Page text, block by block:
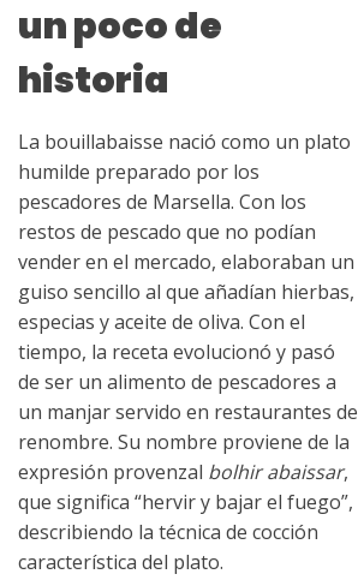
un poco de
historia
La bouillabaisse nació como un plato
humilde preparado por los
pescadores de Marsella. Con los
restos de pescado que no podían
vender en el mercado, elaboraban un
guiso sencillo al que añadían hierbas,
especias y aceite de oliva. Con el
tiempo, la receta evolucionó y pasó
de ser un alimento de pescadores a
un manjar servido en restaurantes de
renombre. Su nombre proviene de la
expresión provenzal bolhir abaissar,
que significa “hervir y bajar el fuego”,
describiendo la técnica de cocción
característica del plato.